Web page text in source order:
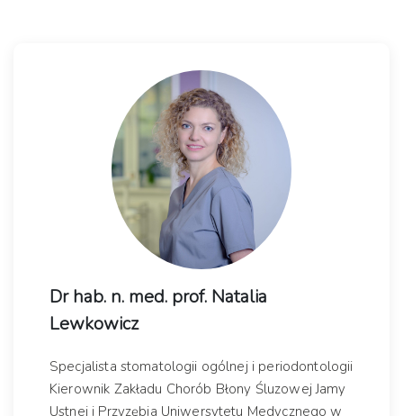
Dr hab. n. med. prof. Natalia
Lewkowicz
Specjalista stomatologii ogólnej i periodontologii
Kierownik Zakładu Chorób Błony Śluzowej Jamy
Ustnej i Przyzębia Uniwersytetu Medycznego w